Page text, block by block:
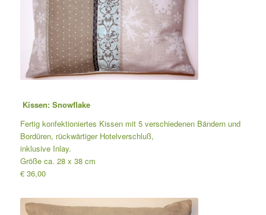
Kissen: Snowflake
Fertig konfektioniertes Kissen mit 5 verschiedenen Bändern und
Bordüren, rückwärtiger Hotelverschluß,
inklusive Inlay.
Größe ca. 28 x 38 cm
€ 36,00